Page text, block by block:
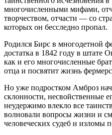
многочисленными мифами,
творчеством, отчасти — со
которых он бесследно пропал.
Родился Бирс в многодетной
достатка в 1842 году в штате
как и его многочисленные
отца и посвятит жизнь
Но уже подростком Амброз
склонности, несвойственные
неудержимо влекло все
волновали вопросы жизни и
человеческих судеб и изломы